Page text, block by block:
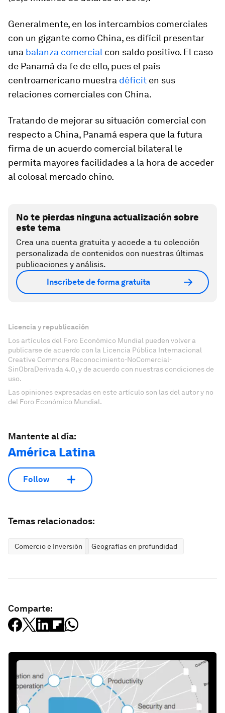
Generalmente, en los intercambios comerciales
con un gigante como China, es difícil presentar
una balanza comercial con saldo positivo. El caso
de Panamá da fe de ello, pues el país
centroamericano muestra déficit en sus
relaciones comerciales con China.
Tratando de mejorar su situación comercial con
respecto a China, Panamá espera que la futura
firma de un acuerdo comercial bilateral le
permita mayores facilidades a la hora de acceder
al colosal mercado chino.
No te pierdas ninguna actualización sobre
este tema
Crea una cuenta gratuita y accede a tu colección
personalizada de contenidos con nuestras últimas
publicaciones y análisis.
Inscríbete de forma gratuita
Licencia y republicación
Los artículos del Foro Económico Mundial pueden volver a
publicarse de acuerdo con la Licencia Pública Internacional
Creative Commons Reconocimiento-NoComercial-
SinObraDerivada 4.0, y de acuerdo con nuestras condiciones de
uso.
Las opiniones expresadas en este artículo son las del autor y no
del Foro Económico Mundial.
Mantente al día:
América Latina
Follow
Temas relacionados:
Comercio e Inversión Geografías en profundidad
Comparte: